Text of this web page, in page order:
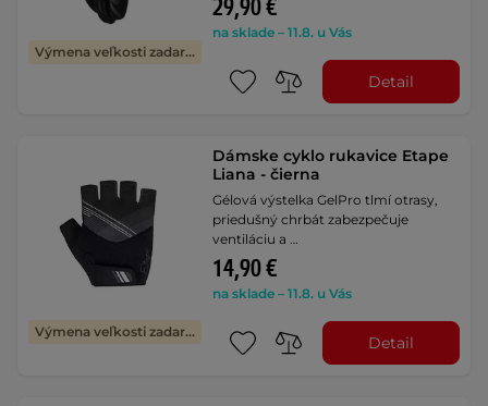
Výmena veľkosti zadarmo
29,90 €
na sklade – 11.8. u Vás
Detail
Výmena veľkosti zadarmo
Dámske cyklo rukavice Etape
Liana - čierna
Gélová výstelka GelPro tlmí otrasy,
priedušný chrbát zabezpečuje
ventiláciu a …
14,90 €
na sklade – 11.8. u Vás
Detail